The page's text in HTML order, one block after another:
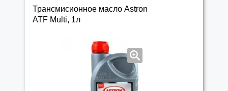
Трансмисионное масло Astron
ATF Multi, 1л